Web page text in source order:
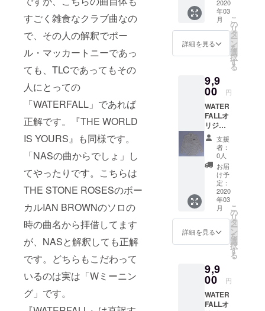
すごく雑食なクラブ曲なの
で、その人の解釈でポー
ル・マッカートニーであっ
ても、TLCであってもその
人にとっての
「WATERFALL」であれば
正解です。『THE WORLD
IS YOURS』も同様です。
「NASの曲からでしょ」し
てやったりです。こちらは
THE STONE ROSESのボー
カルIAN BROWNのソロの
時の曲名から拝借してます
が、NASと解釈しても正解
です。どちらもこだわって
いるのは実は「Wミーニン
グ」です。
・手洗
い可
JAPAN
。 ジャ
ズ写真
家・内
山繁
イル
ス・
ディ
ヴィス
写真集
「NO
PICTUR
E!」、
ジャ
コ・パ
ストリ
アス写
真集
「JAC
O」など
多くの
ジャズ
ミュー
影。マ
イルス
に最も
近づい
たフォ
で少し
お時間
頂く場
合がご
ざいま
す）。
本企
画・日
本製。
MADE
IN
JAPAN
。 ジャ
ズ写真
家・内
山繁
氏：マ
イル
ス・
ディ
ヴィス
写真集
「NO
PICTUR
E!」、
コ・パ
ストリ
アス写
真集
「JAC
」の
ジャ
ケット
リング
（イエ
ラウン
配色）
からイ
ンスパ
イア。
前面に
「MILE
S
DAVIS
」の写
真をシ
ルクプ
リント
したT
シャツ
（背面
に英字
ロゴプ
リン
ご注文
後、即
日〜1週
間での
商品発
リート
系・HIP
にもオ
ススメ
HIP
HOPを
取り入
れた名
盤
「doo-
bop」も
是非。
前面に
「MILE
DAVIS
」の写
真をシ
ルクプ
したT
シャツ
に英字
ロゴプ
リン
ト）。
ご注文
PASTO
RIUS」
をシル
クプリ
ツ（背
面に英
字ロゴ
プリン
ト）。
ご注文
後、即
日〜1週
間での
商品発
送予定
です
（商品
発送ま
頂く場
合がご
完全日
本企
画・日
本製。
には必
ず手に
して頂
きたい
『JAZZ
です。
※こちら
は白T
シャツ
へのプ
リント
商品に
なりま
す。 前
面に
「JAC
PASTO
RIUS」
をシル
クプリ
ツ（背
面に英
字ロゴ
プリン
ト）。
シスト
の貴重
なワン
シーン
を切り
らない
商品で
フェス
から
JAZZラ
イヴ観
賞まで
ファッ
ション&
音楽好
きな方
には必
ず手に
して頂
きたい
『JAZZ
です。
※こちら
は黒T
シャツ
山繁氏
が撮影
した最
強ベー
シスト
「ジャ
アス」
のフォ
トTシャ
ツ。
ジャズ
界だけ
でなく
音楽界
に多大
な影響
を与え
たベー
シスト
の貴重
なワン
シーン
を切り
らない
商品で
フェス
から
2020
年03
月
詳細を見る
こ
の
リ
タ
ー
ン
を
選
択
す
る
9,9
00 円
WATER
FALLオ
リジナ
ル商
品。フ
ジロッ
クなど
山で
キャン
プを張
る夏
フェス
では冷
え込み
対策に
国産生
地の
「綿ブ
ロー
ド」は
支援
者：
0人
お届
け予
定：
2020
年03
月
詳細を見る
こ
の
リ
タ
ー
ン
を
選
択
す
る
9,9
00 円
WATER
FALLオ